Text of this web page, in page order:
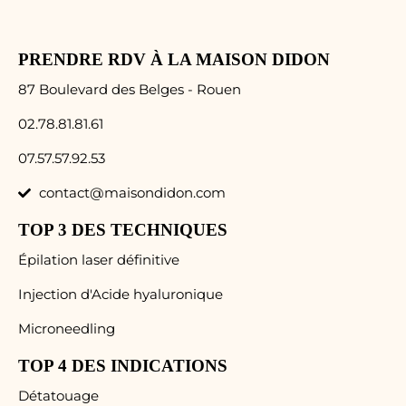
PRENDRE RDV À LA MAISON DIDON
87 Boulevard des Belges - Rouen
02.78.81.81.61
07.57.57.92.53
contact@maisondidon.com
TOP 3 DES TECHNIQUES
Épilation laser définitive
Injection d'Acide hyaluronique
Microneedling
TOP 4 DES INDICATIONS
Détatouage